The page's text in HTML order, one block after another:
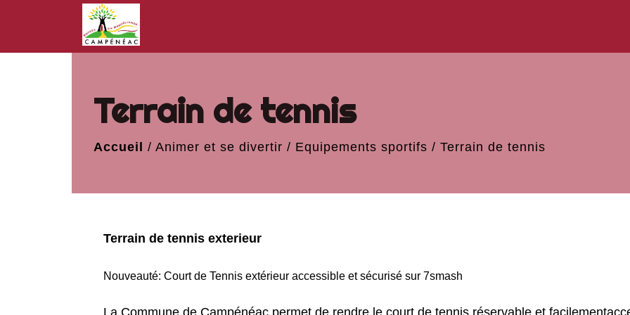
Terrain de tennis
Accueil / Animer et se divertir / Equipements sportifs / Terrain de tennis
Terrain de tennis exterieur
Nouveauté: Court de Tennis extérieur accessible et sécurisé sur 7smash
La Commune de Campénéac permet de rendre le court de tennis réservable et